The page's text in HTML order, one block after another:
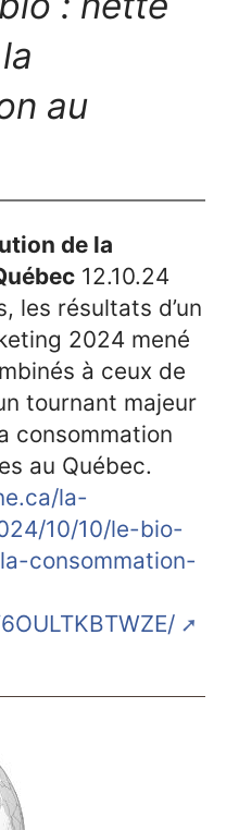
au
de la
12.10.24
les résultats d’un
2024 mené
à ceux de
tournant majeur
consommation
au Québec.
la-
10/10/le-bio-
consommation-